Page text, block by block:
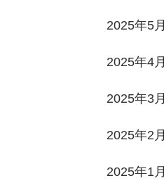
2025年5月
2025年4月
2025年3月
2025年2月
2025年1月